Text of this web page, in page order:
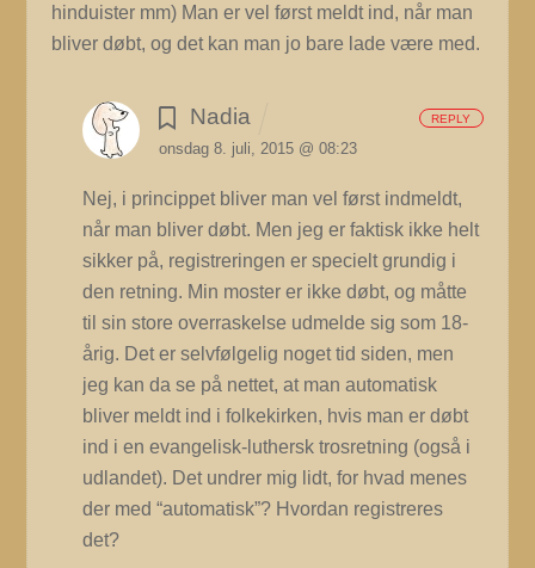
hinduister mm) Man er vel først meldt ind, når man
bliver døbt, og det kan man jo bare lade være med.
Nadia
onsdag 8. juli, 2015 @ 08:23
Nej, i princippet bliver man vel først indmeldt,
når man bliver døbt. Men jeg er faktisk ikke helt
sikker på, registreringen er specielt grundig i
den retning. Min moster er ikke døbt, og måtte
til sin store overraskelse udmelde sig som 18-
årig. Det er selvfølgelig noget tid siden, men
jeg kan da se på nettet, at man automatisk
bliver meldt ind i folkekirken, hvis man er døbt
ind i en evangelisk-luthersk trosretning (også i
udlandet). Det undrer mig lidt, for hvad menes
der med “automatisk”? Hvordan registreres
det?
REPLY